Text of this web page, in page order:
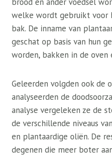
welke wordt gebruikt voor
bak. De inname van
geschat op basis van hun
worden, bakken in de oven
Geleerden volgden ook de
analyseerden de
analyse vergeleken ze de
de verschillende niveaus
en plantaardige oliën. De
degenen die meer boter